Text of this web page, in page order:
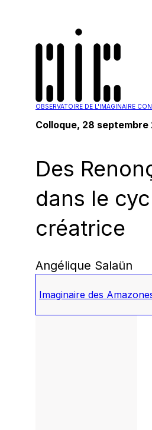
OBSERVATOIRE DE L'IMAGINAIRE
Colloque, 28 septembre
Des
dans le
créatrice
Angélique Salaün
Imaginaire des